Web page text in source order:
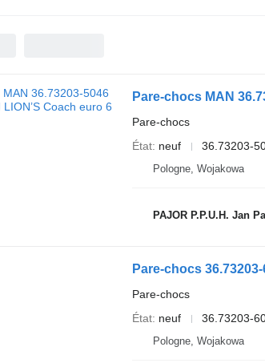
Pare-chocs MAN
Pare-chocs
État neuf 36.73203-
Pologne, Wojakowa
PAJOR P.P.U.H. Jan
Pare-chocs
Pare-chocs
État neuf 36.73203-
Pologne, Wojakowa